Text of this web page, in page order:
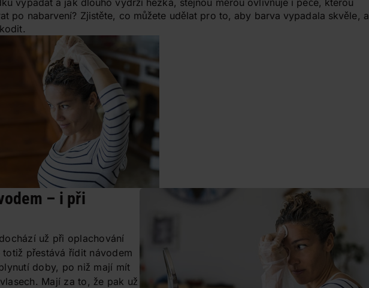
vypadat a jak dlouho vydrží hezká, stejnou měrou ovlivňuje i péče, kterou
po nabarvení? Zjistěte, co můžete udělat pro to, aby barva vypadala skvěle, a
– i při
už při oplachování
přestává řídit návodem
doby, po niž mají mít
Mají za to, že pak už